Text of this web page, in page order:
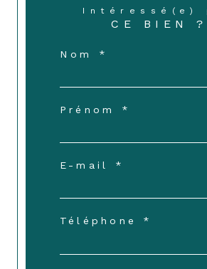
Intéressé(e)
CE BIEN ?
Nom *
Prénom *
E-mail *
Téléphone *